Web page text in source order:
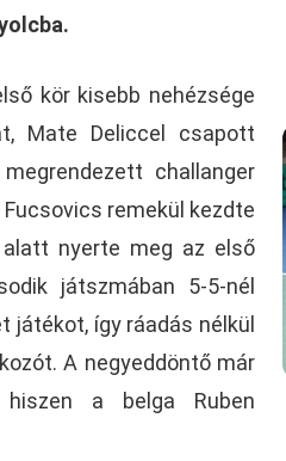
kör kisebb nehézsége
Mate Deliccel csapott
challanger
remekül kezdte
nyerte meg az első
játszmában 5-5-nél
játékot, így ráadás nélkül
A negyeddöntő már
a belga Ruben